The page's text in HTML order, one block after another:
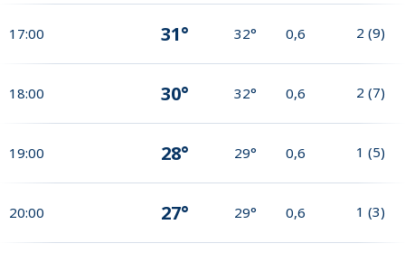
17:00 31° 32° 0,6 2 (9)
18:00 30° 32° 0,6 2 (7)
19:00 28° 29° 0,6 1 (5)
20:00 27° 29° 0,6 1 (3)